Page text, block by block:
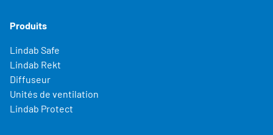
Produits
Lindab Safe
Lindab Rekt
Diffuseur
Unités de ventilation
Lindab Protect